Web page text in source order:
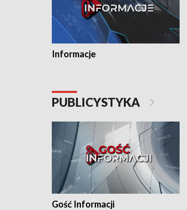
Informacje
PUBLICYSTYKA
Gość Informacji